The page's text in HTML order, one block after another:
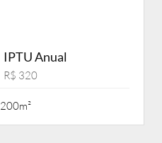
IPTU Anual
R$ 320
200m²